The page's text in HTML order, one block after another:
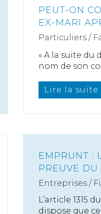
PEUT-ON
EX-MARI
Particuliers /
« A la suite du
nom de son
Lire la suite
EMPRUNT :
PREUVE
Entreprises /
L’article 1315
dispose que